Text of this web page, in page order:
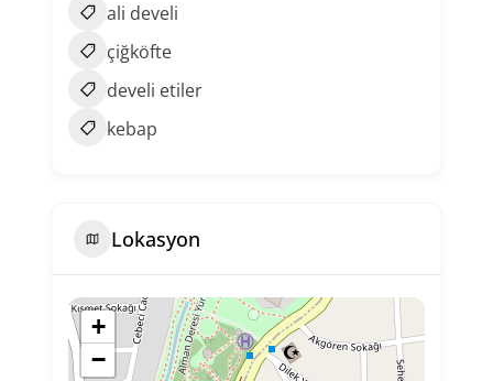
ali develi
çiğköfte
develi etiler
kebap
Lokasyon
+
−